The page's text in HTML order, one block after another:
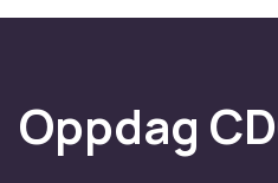
fast inventar i
For hobbyprosjekter
kortlaging er limstifter
Oppdag